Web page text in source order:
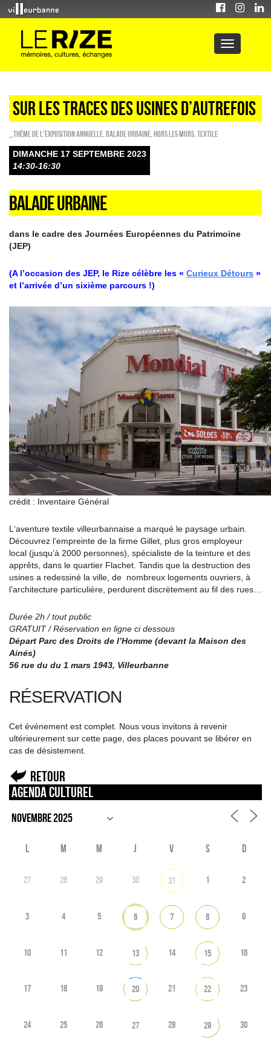
sur les traces des usines d’autrefois
_Thème de l'exposition annuelle Balade urbaine HORS LES MURS Textile
DIMANCHE 17 SEPTEMBRE 2023
14:30-16:30
BALADE URBAINE
dans le cadre des Journées Européennes du Patrimoine
(JEP)
(A l’occasion des JEP, le Rize célèbre les « Curieux Détours »
et l’arrivée d’un sixième parcours !)
crédit : Inventaire Général
L‘aventure textile villeurbannaise a marqué le paysage urbain.
Découvrez l’empreinte de la firme Gillet, plus gros employeur
local (jusqu’à 2000 personnes), spécialiste de la teinture et des
apprêts, dans le quartier Flachet. Tandis que la destruction des
usines a redessiné la ville, de nombreux logements ouvriers, à
l’architecture particulière, perdurent discrètement au fil des rues…
Durée 2h / tout public
GRATUIT / Réservation en ligne ci dessous
Départ Parc des Droits de l’Homme (devant la Maison des
Ainés)
56 rue du du 1 mars 1943, Villeurbanne
RÉSERVATION
Cet événement est complet. Nous vous invitons à revenir
ultérieurement sur cette page, des places pouvant se libérer en
cas de désistement.
Retour
Agenda culturel
L M M J V S D
27 28 29 30 31 1 2
3 4 5 6 7 8 9
10 11 12 13 14 15 16
17 18 19 20 21 22 23
24 25 26 27 28 29 30